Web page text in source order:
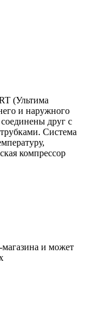
(Ультима
и наружного
друг с
Система
компрессор
магазина и может